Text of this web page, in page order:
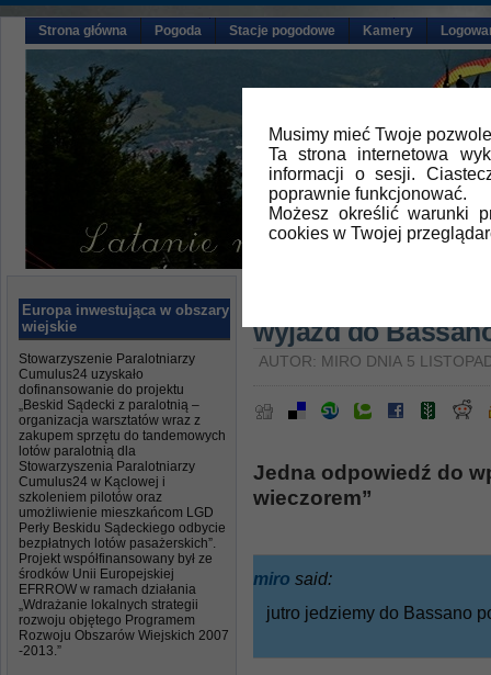
Musimy mieć Twoje
Ta strona internetowa
informacji o sesji.
poprawnie funkcjonować.
Możesz określić warunki
cookies w Twojej
Strona główna Pogoda Stacje pogodowe Kamery
Europa inwestująca w obszary
wiejskie
Stowarzyszenie Paralotniarzy
Cumulus24 uzyskało
dofinansowanie do projektu
„Beskid Sądecki z paralotnią –
organizacja warsztatów wraz z
zakupem sprzętu do tandemowych
lotów paralotnią dla
Stowarzyszenia Paralotniarzy
Cumulus24 w Kąclowej i
szkoleniem pilotów oraz
umożliwienie mieszkańcom LGD
Perły Beskidu Sądeckiego odbycie
bezpłatnych lotów pasażerskich”.
Projekt współfinansowany był ze
środków Unii Europejskiej
EFRROW w ramach działania
„Wdrażanie lokalnych strategii
rozwoju objętego Programem
Rozwoju Obszarów Wiejskich 2007
-2013.”
wyjazd do
AUTOR: MIRO DNIA 5
Jedna odpowiedź do
wieczorem”
miro said:
jutro jedziemy do Bassano